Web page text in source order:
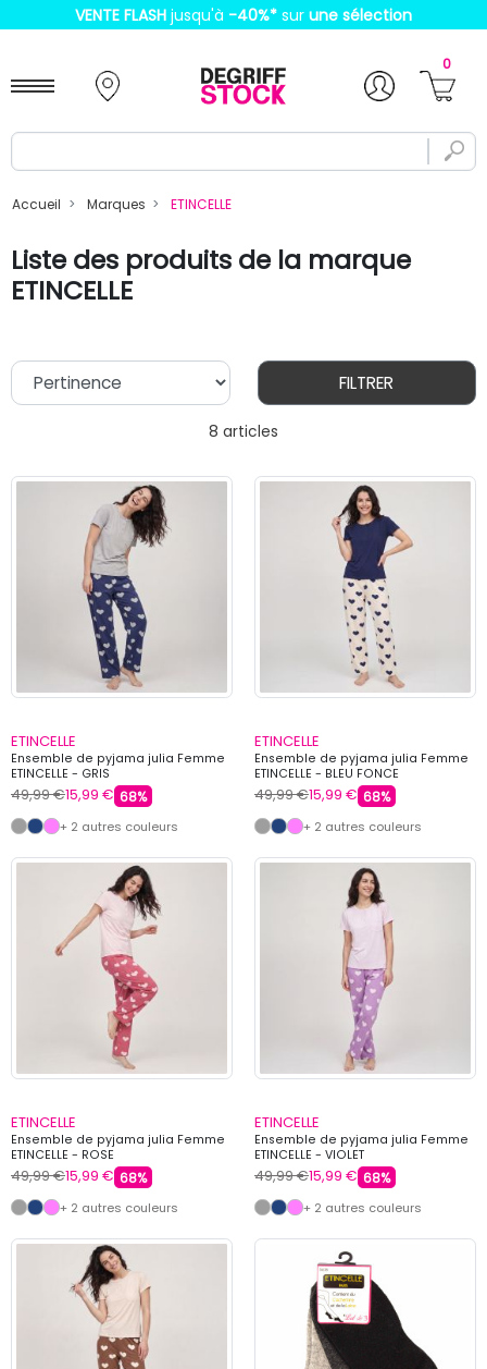
VENTE FLASH jusqu'à -40%* sur une sélection
0
Accueil Marques ETINCELLE
Liste des produits de la marque
ETINCELLE
8 articles
FILTRER
ETINCELLE
Ensemble de pyjama julia Femme
ETINCELLE - GRIS
49,99 €15,99 € 68%
+ 2 autres couleurs
ETINCELLE
Ensemble de pyjama julia Femme
ETINCELLE - BLEU FONCE
49,99 €15,99 € 68%
+ 2 autres couleurs
ETINCELLE
Ensemble de pyjama julia Femme
ETINCELLE - ROSE
49,99 €15,99 € 68%
+ 2 autres couleurs
ETINCELLE
Ensemble de pyjama julia Femme
ETINCELLE - VIOLET
49,99 €15,99 € 68%
+ 2 autres couleurs